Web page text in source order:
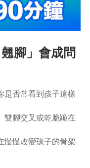
腳」會成問
是否常看到孩子這樣
雙腳交叉或乾脆跪在
慢慢改變孩子的骨架